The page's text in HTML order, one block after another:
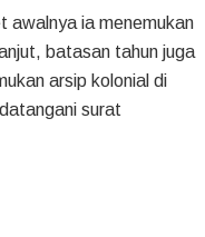
awalnya ia menemukan
batasan tahun juga
arsip kolonial di
surat